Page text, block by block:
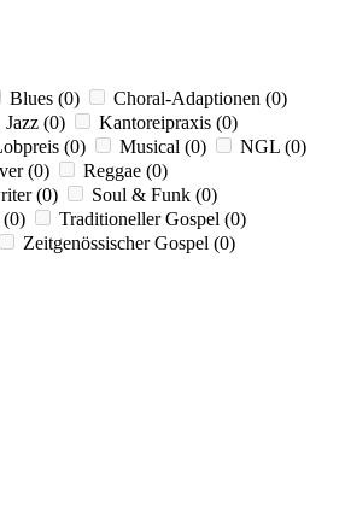
Blues (0) Choral-Adaptionen (0)
Jazz (0) Kantoreipraxis (0)
(0) Musical (0) NGL (0)
(0) Reggae (0)
(0) Soul & Funk (0)
(0) Traditioneller Gospel (0)
Zeitgenössischer Gospel (0)